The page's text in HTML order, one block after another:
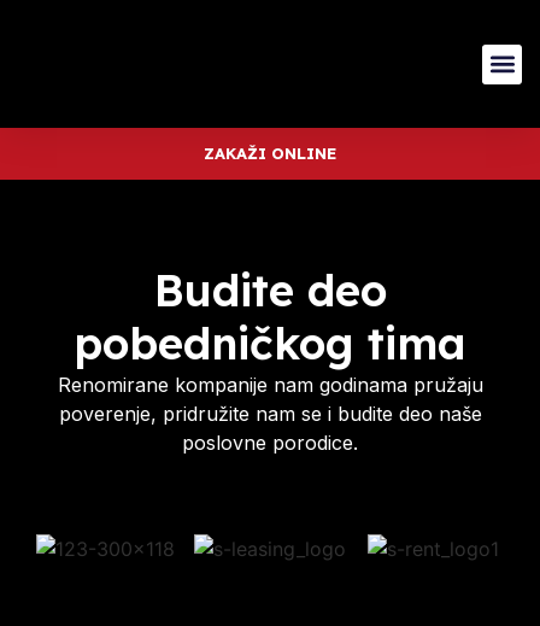
ZAKAŽI ONLINE
Budite deo
pobedničkog tima
Renomirane kompanije nam godinama pružaju
poverenje, pridružite nam se i budite deo naše
poslovne porodice.